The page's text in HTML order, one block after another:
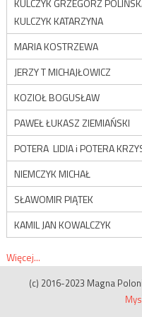
KULCZYK GRZEGORZ
KULCZYK KATARZYNA
MARIA KOSTRZEWA
JERZY T MICHAJŁOWICZ
KOZIOŁ BOGUSŁAW
PAWEŁ ŁUKASZ ZIEMIAŃSKI
POTERA LIDIA i POTERA
NIEMCZYK MICHAŁ
SŁAWOMIR PIĄTEK
KAMIL JAN KOWALCZYK
Więcej...
(c) 2016-2023 Magna